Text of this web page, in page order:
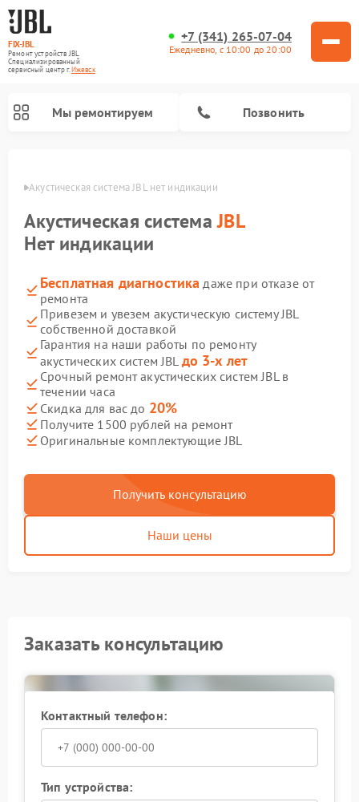
FIX-JBL
Ремонт устройств JBL
Специализированный
cервисный центр г.Ижевск
+7 (341) 265-07-04
Ежедневно, с 10:00 до 20:00
Мы ремонтируем Позвонить
Акустическая система JBL нет индикации
Акустическая системаJBL
Нет индикации
Бесплатная диагностика даже при отказе от
ремонта
Привезем и увезем акустическую систему JBL
собственной доставкой
Гарантия на наши работы по ремонту
акустических систем JBL до 3-х лет
Срочный ремонт акустических систем JBL в
течении часа
Скидка для вас до 20%
Получите 1500 рублей на ремонт
Оригинальные комплектующие JBL
Получить консультацию
Наши цены
Заказать консультацию
Контактный телефон:
Тип устройства: